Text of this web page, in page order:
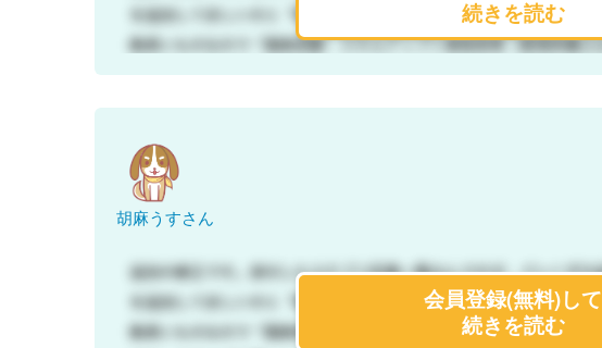
続きを読む
胡麻うすさん
会員登録(無料)して
続きを読む